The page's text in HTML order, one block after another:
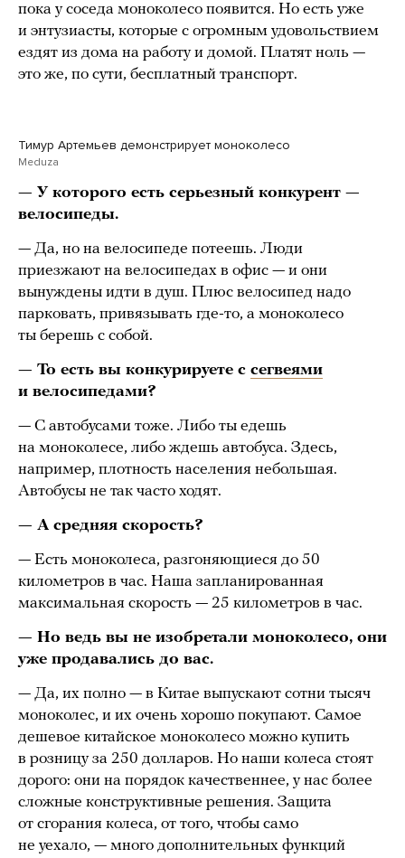
пока у соседа моноколесо появится. Но есть уже
и энтузиасты, которые с огромным удовольствием
ездят из дома на работу и домой. Платят ноль —
это же, по сути, бесплатный транспорт.
Тимур Артемьев демонстрирует моноколесо
Meduza
— У которого есть серьезный конкурент —
велосипеды.
— Да, но на велосипеде потеешь. Люди
приезжают на велосипедах в офис — и они
вынуждены идти в душ. Плюс велосипед надо
парковать, привязывать где-то, а моноколесо
ты берешь с собой.
— То есть вы конкурируете с сегвеями
и велосипедами?
— С автобусами тоже. Либо ты едешь
на моноколесе, либо ждешь автобуса. Здесь,
например, плотность населения небольшая.
Автобусы не так часто ходят.
— А средняя скорость?
— Есть моноколеса, разгоняющиеся до 50
километров в час. Наша запланированная
максимальная скорость — 25 километров в час.
— Но ведь вы не изобретали моноколесо, они
уже продавались до вас.
— Да, их полно — в Китае выпускают сотни тысяч
моноколес, и их очень хорошо покупают. Самое
дешевое китайское моноколесо можно купить
в розницу за 250 долларов. Но наши колеса стоят
дорого: они на порядок качественнее, у нас более
сложные конструктивные решения. Защита
от сгорания колеса, от того, чтобы само
не уехало, — много дополнительных функций